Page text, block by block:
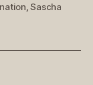
,Sascha